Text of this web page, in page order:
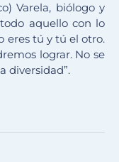
Varela, biólogo y
aquello con lo
eres tú y tú el otro.
lograr. No se
diversidad”.